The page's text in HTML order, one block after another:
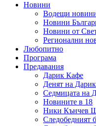
Новини
Водещи
Новини
Новини от
Регионални
Любопитно
Програма
Предавания
Дарик Кафе
Денят на Дарик
Седмицата на
Новините в 18
Ники Кънчев
Следобедният